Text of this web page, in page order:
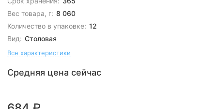
Вес товара, г: 8 060
Количество в упаковке: 12
Вид: Столовая
Все характеристики
Средняя цена сейчас